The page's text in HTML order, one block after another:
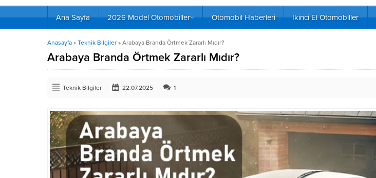
Ana Sayfa 2026 Model Otomobiller Otomobil Haberleri İkinci El Otomobiller
Anasayfa » Teknik Bilgiler » Arabaya Branda Örtmek Zararlı Mıdır?
Arabaya Branda Örtmek Zararlı Mıdır?
Teknik Bilgiler 22.07.2025 1